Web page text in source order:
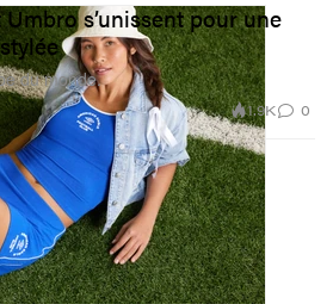
s’unissent pour une
du monde.
1.9K 0